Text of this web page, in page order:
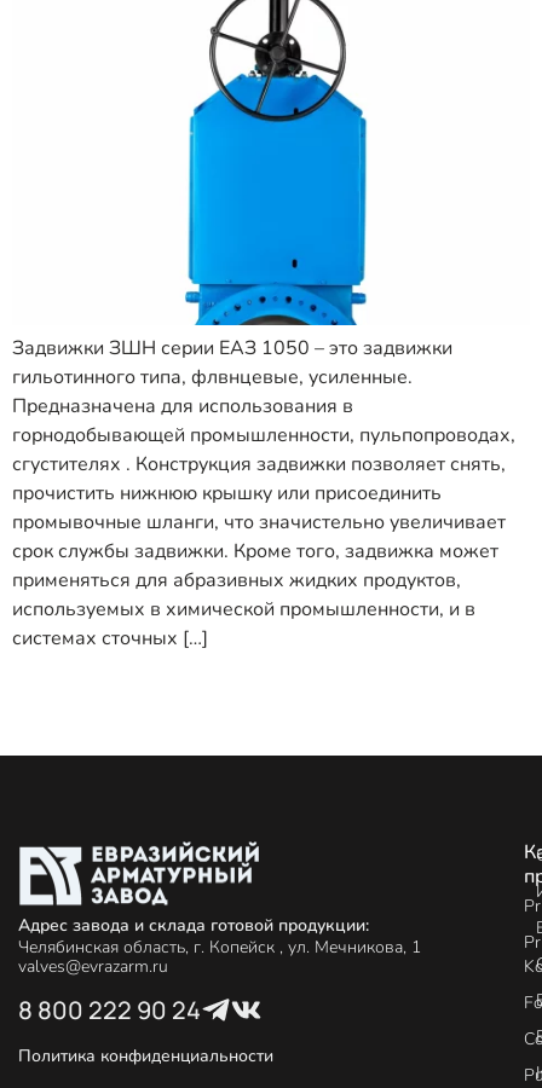
Задвижки ЗШН серии ЕАЗ 1050 – это задвижки
гильотинного типа, флвнцевые, усиленные.
Предназначена для использования в
горнодобывающей промышленности, пульпопроводах,
сгустителях . Конструкция задвижки позволяет снять,
прочистить нижнюю крышку или присоединить
промывочные шланги, что значистельно увеличивает
срок службы задвижки. Кроме того, задвижка может
применяться для абразивных жидких продуктов,
используемых в химической промышленности, и в
системах сточных […]
Адрес завода и склада готовой продукции:
Челябинская область, г. Копейск , ул. Мечникова, 1
valves@evrazarm.ru
8 800 222 90 24
Политика конфиденциальности